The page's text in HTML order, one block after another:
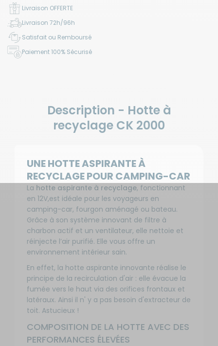
Livraison OFFERTE
Livraison 72h/96h
Satisfait ou Remboursé
Paiement 100% Sécurisé
Description - Hotte à
recyclage CK 2000
UNE HOTTE ASPIRANTE À
RECYCLAGE POUR CAMPING-CAR
La hotte aspirante à recyclage, fonctionnant
en 12V,est idéale pour les voyageurs en
camping-car, fourgon aménagé ou bateau.
Grâce à son système innovant de filtre à
charbon actif et un ventilateur, elle nettoie et
réinjecte l’air purifié. Elle vous offre un
environnement intérieur sain.
En effet, la hotte aspirante innovante réalise le
principe de la recirculation d'air : elle évacue la
fumée vers le haut via des orifices frontaux et
latéraux. Ainsi il n' y a pas besoin d'extracteur de
toit. Astucieux !
COMPOSITION DE LA HOTTE AVEC DES
PERFORMANCES ÉLEVÉES